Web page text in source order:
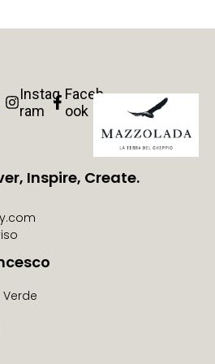
Instag
ram
Faceb
ook
Inspire, Create.